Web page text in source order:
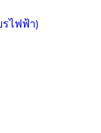
รไฟฟ้า)